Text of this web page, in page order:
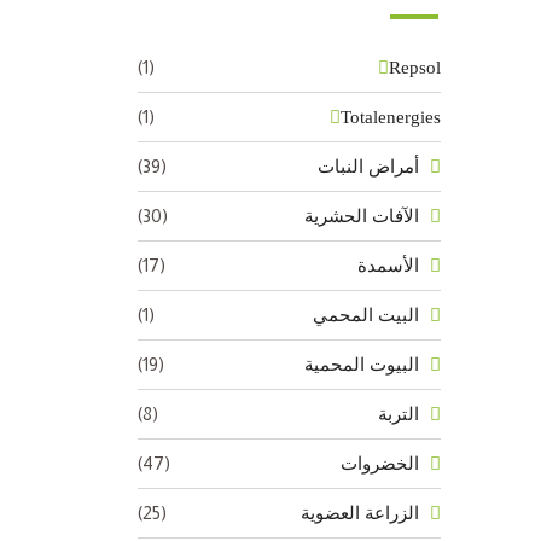
Repsol
(1)
Totalenergies
(1)
أمراض النبات (39)
الآفات الحشرية (30)
الأسمدة (17)
البيت المحمي (1)
البيوت المحمية (19)
التربة (8)
الخضروات (47)
الزراعة العضوية (25)